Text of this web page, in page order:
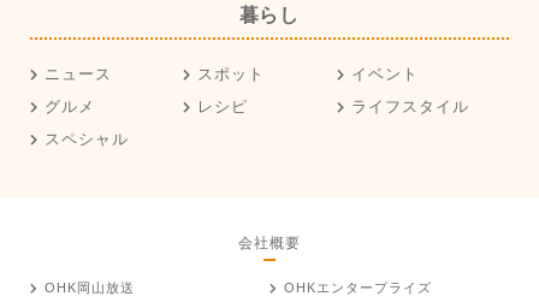
暮らし
ニュース スポット
イベント
グルメ
レシピ
ライフスタイル
スペシャル
会社概要
OHK岡山放送
OHKエンタープライズ